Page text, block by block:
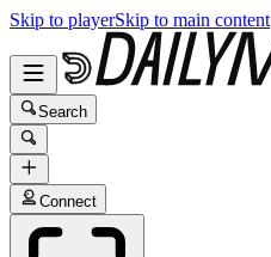
Skip to playerSkip to main content
Search
Connect